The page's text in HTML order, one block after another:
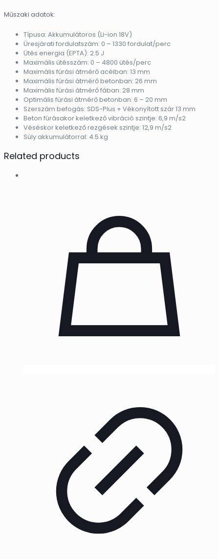
Műszaki adatok:
Típusa: Akkumulátoros (Li-ion 18V)
Üresjárati fordulatszám: 0 – 1330 fordulat/perc
Ütés energia (EPTA): 2.5 J
Maximális ütésszám: 0 – 4800 ütés/perc
Maximális fúrási átmérő acélban: 13 mm
Maximális fúrási átmérő betonban: 26 mm
Maximális fúrási átmérő fában: 28 mm
Optimális fúrási átmérő betonban: 6 – 20 mm
Szerszám befogás: SDS-Plus + Vékonyított szár 13 mm
Beton fúrásakor keletkező vibráció szintje: 6,9 m/s2
Véséskor keletkező rezgések szintje: 12,9 m/s2
Súly akkumulátorral: 4.5 kg
Related products